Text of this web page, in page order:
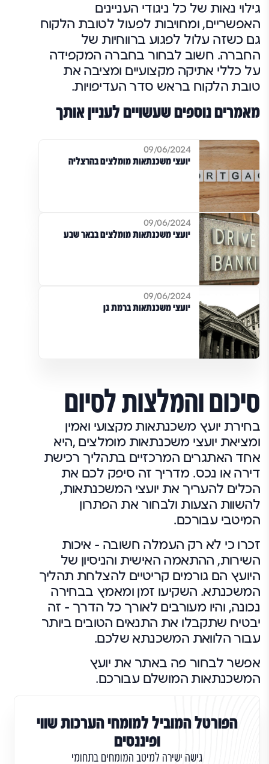
גילוי נאות של כל ניגודי העניינים
האפשריים, ומחויבות לפעול לטובת הלקוח
גם כשזה עלול לפגוע ברווחיות של
החברה. חשוב לבחור בחברה המקפידה
על כללי אתיקה מקצועיים ומציבה את
טובת הלקוח בראש סדר העדיפויות.
מאמרים נוספים שעשויים לעניין אותך
09/06/2024
יועצי משכנתאות מומלצים בהרצליה
09/06/2024
יועצי משכנתאות מומלצים בבאר שבע
09/06/2024
יועצי משכנתאות ברמת גן
סיכום והמלצות לסיום
בחירת יועץ משכנתאות מקצועי ואמין
ומציאת יועצי משכנתאות מומלצים ,היא
אחד האתגרים המרכזיים בתהליך רכישת
דירה או נכס. מדריך זה סיפק לכם את
הכלים להעריך את יועצי המשכנתאות,
להשוות הצעות ולבחור את הפתרון
המיטבי עבורכם.
זכרו כי לא רק העמלה חשובה – איכות
השירות, ההתאמה האישית והניסיון של
היועץ הם גורמים קריטיים להצלחת תהליך
המשכנתא. השקיעו זמן ומאמץ בבחירה
נכונה, והיו מעורבים לאורך כל הדרך – זה
יבטיח שתקבלו את התנאים הטובים ביותר
עבור הלוואת המשכנתא שלכם.
אפשר לבחור פה באתר את יועץ
המשכנתאות המושלם עבורכם.
הפורטל המוביל למומחי הערכות שווי
ופיננסים
גישה ישירה למיטב המומחים בתחומי